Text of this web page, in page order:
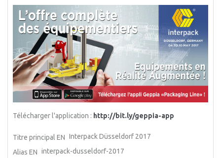
Télécharger l'application : http://bit.ly/geppia-app
Titre principal EN Interpack Düsseldorf 2017
Alias EN interpack-dusseldorf-2017